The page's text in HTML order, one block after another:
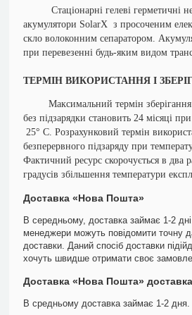
Стаціонарні гелеві герметичні
акумулятори SolarX з просоченим
скло волоконним сепаратором.
при перевезенні будь-яким видом
ТЕРМІН ВИКОРИСТАННЯ І
Максимальний термін зберігання
без підзарядки становить 24 місяці
25° С. Розрахунковий термін
безперервного підзаряду при
Фактичний ресурс скорочується в два
градусів збільшення температури
Доставка «Нова Пошта»
В середньому, доставка займає 1-2
менеджери можуть повідомити точну
доставки. Даний спосіб доставки
хочуть швидше отримати своє
Доставка «Нова Пошта»
В средньому доставка займає 1-2 дня.